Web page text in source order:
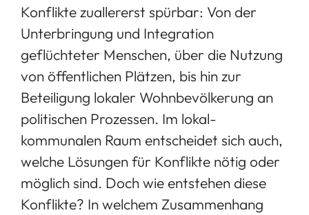
Konflikte zuallererst spürbar: Von der
Unterbringung und Integration
geflüchteter Menschen, über die Nutzung
von öffentlichen Plätzen, bis hin zur
Beteiligung lokaler Wohnbevölkerung an
politischen Prozessen. Im lokal-
kommunalen Raum entscheidet sich auch,
welche Lösungen für Konflikte nötig oder
möglich sind. Doch wie entstehen diese
Konflikte? In welchem Zusammenhang